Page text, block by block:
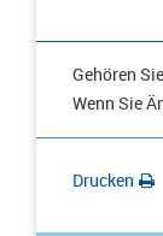
Gehören
Wenn Sie
Drucken